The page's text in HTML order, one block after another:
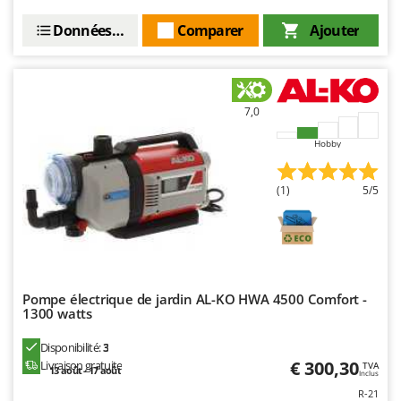
Shark
Smartwood
Smeg
Snapper
Spiralmac
Spyro
Ajouter
Comparer
Données techniques
7,0
Hobby
(1) 5/5
Pompe électrique de jardin AL-KO HWA 4500 Comfort -
1300 watts
Disponibilité:3
Livraison gratuite
13 août - 17 août € 300,30 TVA
Inclus
R-21